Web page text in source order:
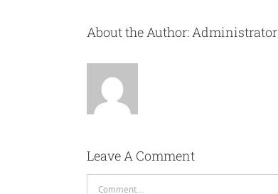
About the Author:Administrator
Leave A Comment